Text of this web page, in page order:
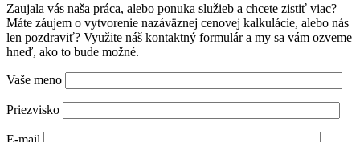
Zaujala vás naša práca, alebo ponuka služieb a chcete zistiť viac?
Máte záujem o vytvorenie nazáväznej cenovej kalkulácie, alebo nás
len pozdraviť? Využite náš kontaktný formulár a my sa vám ozveme
hneď, ako to bude možné.
Vaše meno
Priezvisko
E-mail